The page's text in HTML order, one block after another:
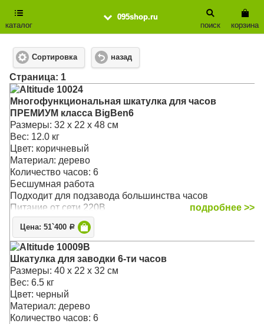
095shop.ru
каталог
корзина
поиск
Сортировка назад
Cтраница: 1
Altitude 10024
Многофункциональная шкатулка для часов
ПРЕМИУМ класса BigBen6
Размеры: 32 х 22 х 48 см
Вес: 12.0 кг
Цвет: коричневый
Материал: дерево
Количество часов: 6
Бесшумная работа
Подходит для подзавода большинства часов
Питание от сети 220В
Электронное табло последнего поколения
Материалы: дерево, отделка: черная кожа
3 направления вращения
от 650 до 1850 оборотов в сутки
возможность выбора пользовательского режима и
регулировка количества оборотов
Основной режим - 1850 оборотов в суткиПодушечка и
держатель - универсальные, размер регулируется под
конкретные часы
подробнее >>
Цена: 51`400 Р
Altitude 10009B
Шкатулка для заводки 6-ти часов
Размеры: 40 х 22 х 32 см
Вес: 6.5 кг
Цвет: черный
Материал: дерево
Количество часов: 6